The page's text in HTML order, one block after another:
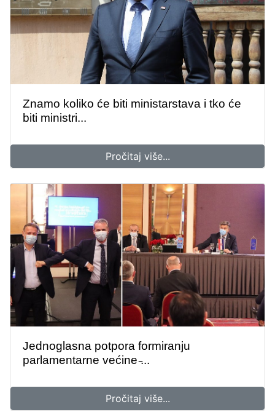
Znamo koliko će biti ministarstava i tko će
biti ministri...
Pročitaj više...
Jednoglasna potpora formiranju
parlamentarne većine ̵...
Pročitaj više...